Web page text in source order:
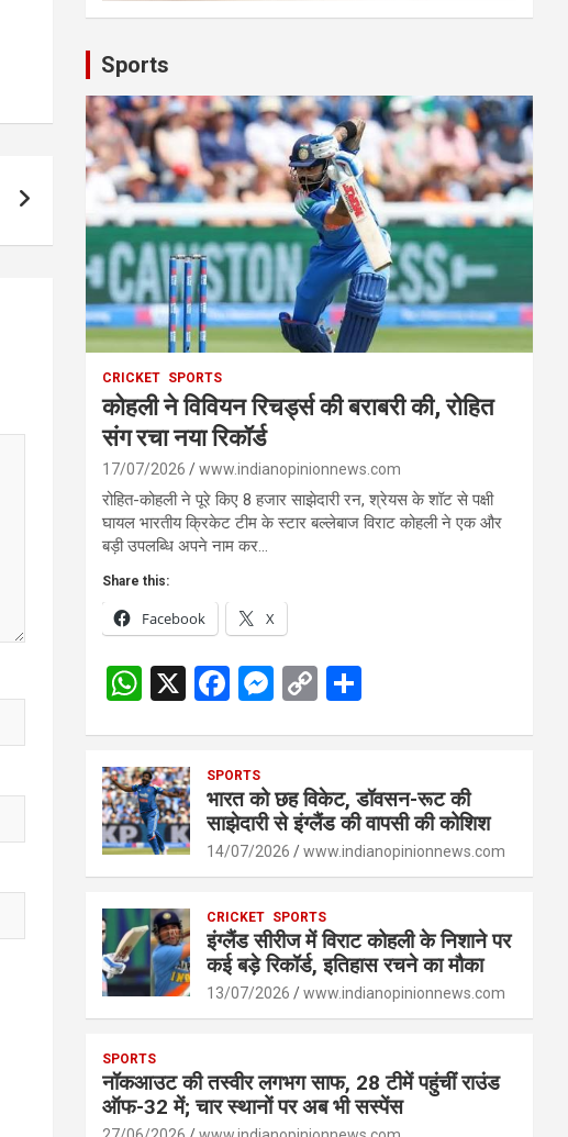
Sports
CRICKET SPORTS
कोहली ने विवियन रिचर्ड्स की बराबरी की, रोहित
संग रचा नया रिकॉर्ड
17/07/2026 www.indianopinionnews.com
रोहित-कोहली ने पूरे किए 8 हजार साझेदारी रन, श्रेयस के शॉट से पक्षी
घायल भारतीय क्रिकेट टीम के स्टार बल्लेबाज विराट कोहली ने एक और
बड़ी उपलब्धि अपने नाम कर…
Share this:
Facebook X
W
s
A
p
X
F
b
o
o
M
n
g
er
C
Li
n
k
e
SPORTS
भारत को छह विकेट, डॉवसन-रूट की
साझेदारी से इंग्लैंड की वापसी की कोशिश
14/07/2026 www.indianopinionnews.com
CRICKET SPORTS
इंग्लैंड सीरीज में विराट कोहली के निशाने पर
कई बड़े रिकॉर्ड, इतिहास रचने का मौका
13/07/2026 www.indianopinionnews.com
SPORTS
नॉकआउट की तस्वीर लगभग साफ, 28 टीमें पहुंचीं राउंड
ऑफ-32 में; चार स्थानों पर अब भी सस्पेंस